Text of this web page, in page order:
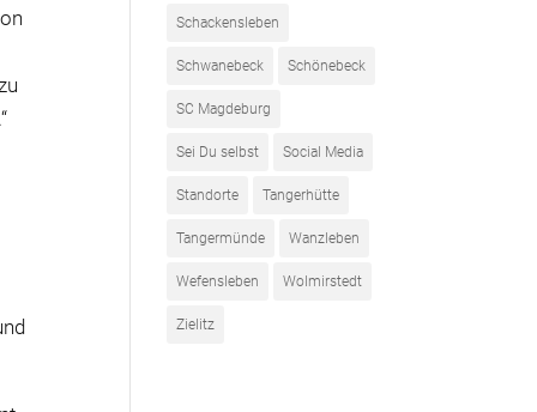
Schackensleben
Schwanebeck Schönebeck
SC Magdeburg
Sei Du selbst Social Media
Standorte Tangerhütte
Tangermünde Wanzleben
Wefensleben Wolmirstedt
Zielitz